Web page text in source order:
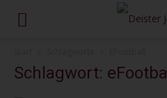
Schlagwort: eFootball